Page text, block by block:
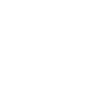
ve Zhou Enlai gibi
düşüncelerin yüksek
ABD ve Çin
ilişkilerin nasıl